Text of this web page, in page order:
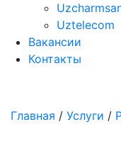
Uztelecom
Вакансии
Контакты
Главная / Услуги /